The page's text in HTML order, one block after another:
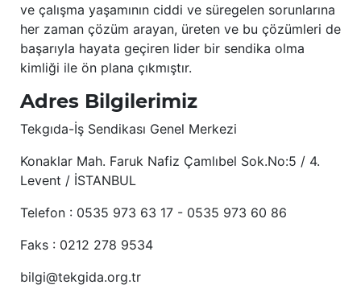
ve çalışma yaşamının ciddi ve süregelen sorunlarına
her zaman çözüm arayan, üreten ve bu çözümleri de
başarıyla hayata geçiren lider bir sendika olma
kimliği ile ön plana çıkmıştır.
Adres Bilgilerimiz
Tekgıda-İş Sendikası Genel Merkezi
Konaklar Mah. Faruk Nafiz Çamlıbel Sok.No:5 / 4.
Levent / İSTANBUL
Telefon : 0535 973 63 17 - 0535 973 60 86
Faks : 0212 278 9534
bilgi@tekgida.org.tr